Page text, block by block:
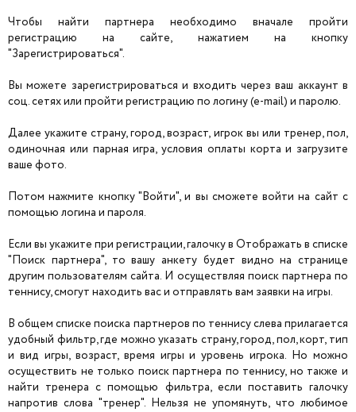
Чтобы найти партнера необходимо вначале пройти
регистрацию на сайте, нажатием на кнопку
"Зарегистрироваться".
Вы можете зарегистрироваться и входить через ваш аккаунт в
соц. сетях или пройти регистрацию по логину (e-mail) и паролю.
Далее укажите страну, город, возраст, игрок вы или тренер, пол,
одиночная или парная игра, условия оплаты корта и загрузите
ваше фото.
Потом нажмите кнопку "Войти", и вы сможете войти на сайт с
помощью логина и пароля.
Если вы укажите при регистрации, галочку в Отображать в списке
"Поиск партнера", то вашу анкету будет видно на странице
другим пользователям сайта. И осуществляя поиск партнера по
теннису, смогут находить вас и отправлять вам заявки на игры.
В общем списке поиска партнеров по теннису слева прилагается
удобный фильтр, где можно указать страну, город, пол, корт, тип
и вид игры, возраст, время игры и уровень игрока. Но можно
осуществить не только поиск партнера по теннису, но также и
найти тренера с помощью фильтра, если поставить галочку
напротив слова "тренер". Нельзя не упомянуть, что любимое